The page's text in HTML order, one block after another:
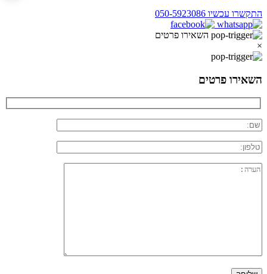
התקשרו עכשיו 050-5923086
השאירו פרטים
×
השאירו פרטים